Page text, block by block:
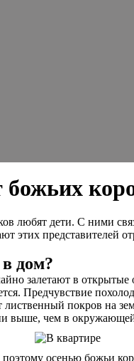
божьих
любят дети. С ними
этих представителей
дом?
залетают в
Предчувствие
покров на
выше, чем в
осенью божьи